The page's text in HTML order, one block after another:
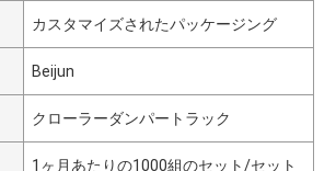
カスタマイズされたパッケージング
Beijun
クローラーダンパートラック
1ヶ月あたりの1000組のセット/セット